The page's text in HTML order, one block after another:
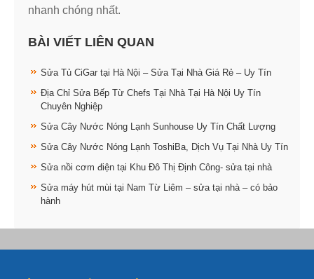
nhanh chóng nhất.
BÀI VIẾT LIÊN QUAN
Sửa Tủ CiGar tại Hà Nội – Sửa Tại Nhà Giá Rẻ – Uy Tín
Địa Chỉ Sửa Bếp Từ Chefs Tại Nhà Tại Hà Nội Uy Tín
Chuyên Nghiệp
Sửa Cây Nước Nóng Lạnh Sunhouse Uy Tín Chất Lượng
Sửa Cây Nước Nóng Lạnh ToshiBa, Dịch Vụ Tại Nhà Uy Tín
Sửa nồi cơm điện tại Khu Đô Thị Định Công- sửa tại nhà
Sửa máy hút mùi tại Nam Từ Liêm – sửa tại nhà – có bảo
hành